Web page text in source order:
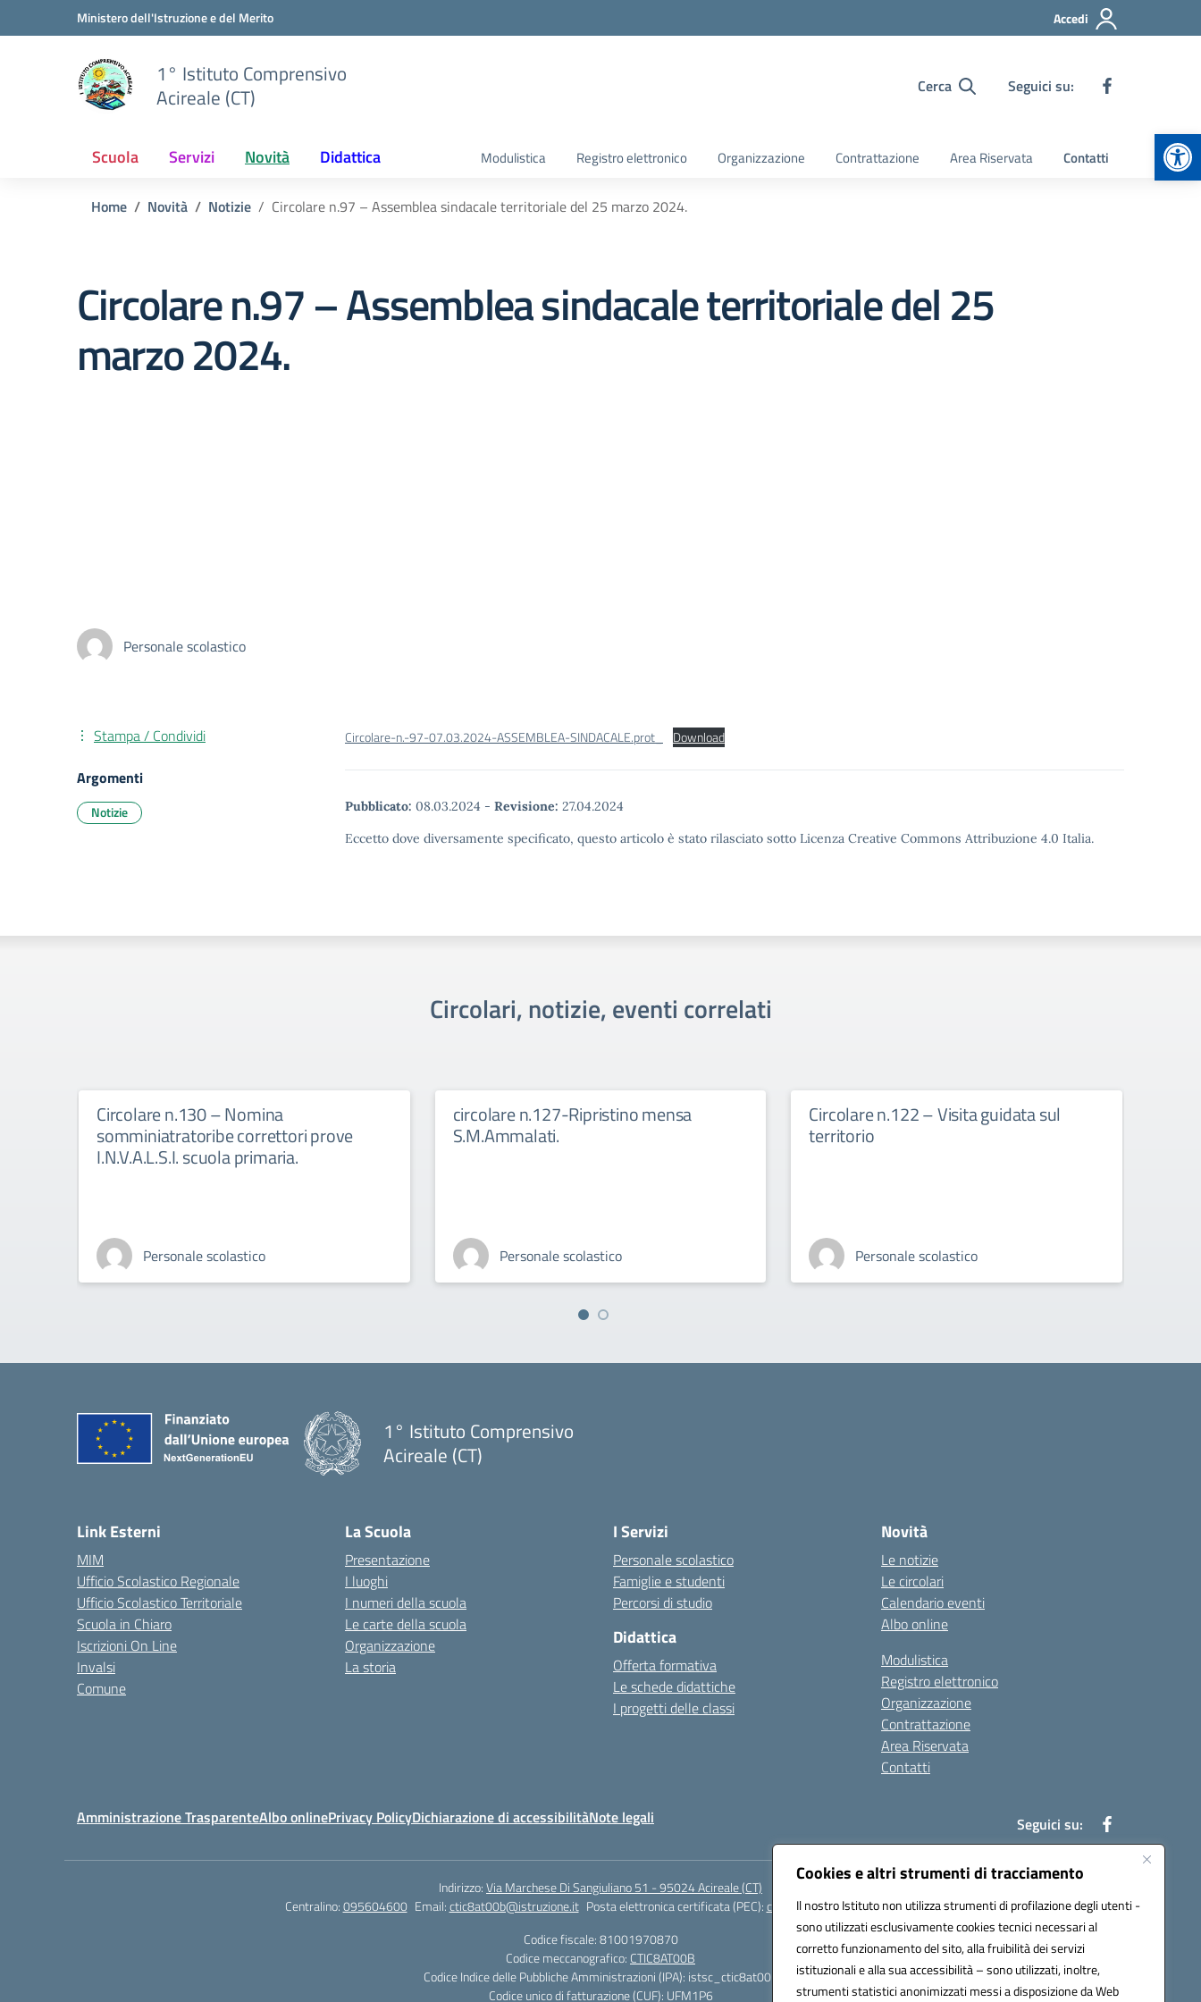
Cookies e altri strumenti di tracciamento
Il nostro Istituto non utilizza strumenti di profilazione degli utenti -
sono utilizzati esclusivamente cookies tecnici necessari al
corretto funzionamento del sito, alla fruibilità dei servizi
istituzionali e alla sua accessibilità – sono utilizzati, inoltre,
strumenti statistici anonimizzati messi a disposizione da Web
Vai ai contenuti
Vai al menu di navigazioneMinistero dell'Istruzione e del Merito Accedi
1° Istituto Comprensivo
Acireale (CT)
Cerca Seguici su:
Scuola Servizi Novità Didattica Modulistica Registro elettronico Organizzazione Contrattazione Area Riservata Contatti
Home Novità Notizie Circolare n.97 – Assemblea sindacale territoriale del 25 marzo 2024.
Circolare n.97 – Assemblea sindacale territoriale del 25
marzo 2024.
Personale scolastico
Circolare-n.-97-07.03.2024-ASSEMBLEA-SINDACALE.prot_ Download
Pubblicato: 08.03.2024 - Revisione: 27.04.2024
Eccetto dove diversamente specificato, questo articolo è stato rilasciato sotto Licenza Creative Commons Attribuzione 4.0 Italia.
Stampa / Condividi
Argomenti
Notizie
Circolari, notizie, eventi correlati
Circolare n.130 – Nomina
somminiatratoribe correttori prove
I.N.V.A.L.S.I. scuola primaria.
Personale scolastico
circolare n.127-Ripristino mensa
S.M.Ammalati.
Personale scolastico
Circolare n.122 – Visita guidata sul
territorio
Personale scolastico
1° Istituto Comprensivo
Acireale (CT)
Link Esterni
MIM
Ufficio Scolastico Regionale
Ufficio Scolastico Territoriale
Scuola in Chiaro
Iscrizioni On Line
Invalsi
Comune
La Scuola
Presentazione
I luoghi
I numeri della scuola
Le carte della scuola
Organizzazione
La storia
I Servizi
Personale scolastico
Famiglie e studenti
Percorsi di studio
Didattica
Offerta formativa
Le schede didattiche
I progetti delle classi
Novità
Le notizie
Le circolari
Calendario eventi
Albo online
Modulistica
Registro elettronico
Organizzazione
Contrattazione
Area Riservata
Contatti
Amministrazione TrasparenteAlbo onlinePrivacy PolicyDichiarazione di accessibilitàNote legali Seguici su:
Indirizzo:Via Marchese Di Sangiuliano 51 - 95024 Acireale (CT)
Centralino:095604600 Email:ctic8at00b@istruzione.it Posta elettronica certificata (PEC):ctic8at00b@pec.istruzione.it
Codice fiscale: 81001970870
Codice meccanografico: CTIC8AT00B
Codice Indice delle Pubbliche Amministrazioni (IPA): istsc_ctic8at00b
Codice unico di fatturazione (CUF): UFM1P6